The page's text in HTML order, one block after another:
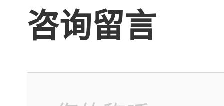
咨询留言